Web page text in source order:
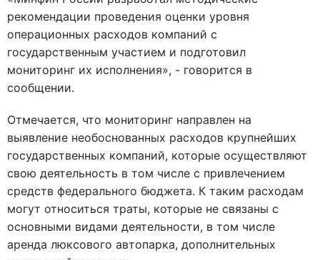
рекомендации проведения оценки уровня
операционных расходов компаний с
государственным участием и подготовил
мониторинг их исполнения», - говорится в
сообщении.
Отмечается, что мониторинг направлен на
выявление необоснованных расходов крупнейших
государственных компаний, которые осуществляют
свою деятельность в том числе с привлечением
средств федерального бюджета. К таким расходам
могут относиться траты, которые не связаны с
основными видами деятельности, в том числе
аренда люксового автопарка, дополнительных